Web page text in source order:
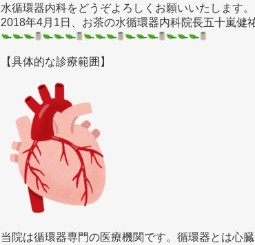
水循環器内科をどうぞよろしくお願いいたします。
2018年4月1日、お茶の水循環器内科院長五十嵐健
【具体的な診療範囲】
当院は循環器専門の医療機関です。循環器とは心